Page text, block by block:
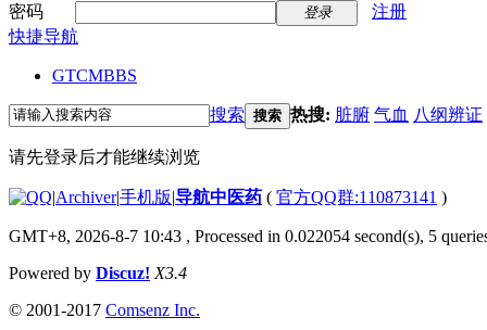
密码
登录
注册
快捷导航
GTCMBBS
搜索 搜索 热搜: 脏腑 气血 八纲辨证
请先登录后才能继续浏览
|Archiver|手机版|导航中医药 ( 官方QQ群:110873141 )
GMT+8, 2026-8-7 10:43 , Processed in 0.022054 second(s), 5
Powered by Discuz! X3.4
© 2001-2017 Comsenz Inc.